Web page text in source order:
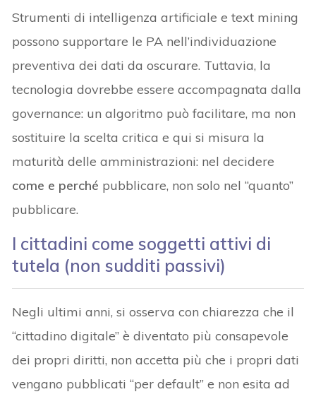
Strumenti di intelligenza artificiale e text mining
possono supportare le PA nell’individuazione
preventiva dei dati da oscurare. Tuttavia, la
tecnologia dovrebbe essere accompagnata dalla
governance: un algoritmo può facilitare, ma non
sostituire la scelta critica e qui si misura la
maturità delle amministrazioni: nel decidere
come e perché pubblicare, non solo nel “quanto”
pubblicare.
I cittadini come soggetti attivi di
tutela (non sudditi passivi)
Negli ultimi anni, si osserva con chiarezza che il
“cittadino digitale” è diventato più consapevole
dei propri diritti, non accetta più che i propri dati
vengano pubblicati “per default” e non esita ad